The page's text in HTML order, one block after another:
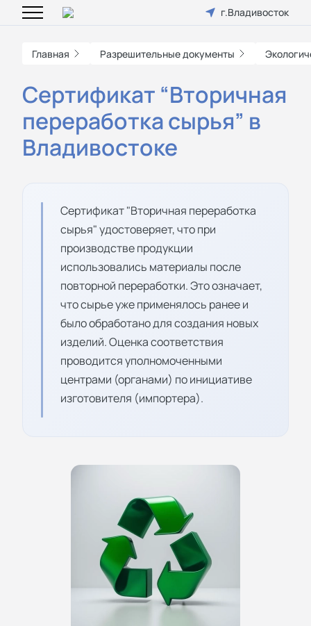
г.Владивосток
Главная Разрешительные документы
Сертификат “Вторичная
переработка сырья” в
Владивостоке
Сертификат "Вторичная переработка
сырья" удостоверяет, что при
производстве продукции
использовались материалы после
повторной переработки. Это означает,
что сырье уже применялось ранее и
было обработано для создания новых
изделий. Оценка соответствия
проводится уполномоченными
центрами (органами) по инициативе
изготовителя (импортера).